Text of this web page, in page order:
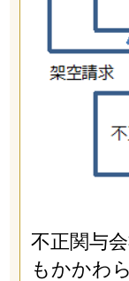
不正関与
もかかわ